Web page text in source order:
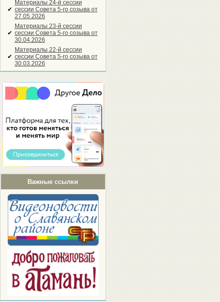
✔
Материалы 24-й сессии
сессии Совета 5-го созыва от
27.05.2026
✔
Материалы 23-й сессии
сессии Совета 5-го созыва от
30.04.2026
✔
Материалы 22-й сессии
сессии Совета 5-го созыва от
30.03.2026
Важные ссылки